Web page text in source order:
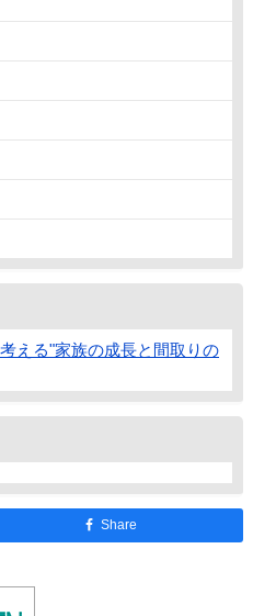
える"家族の成長と間取りの
Share